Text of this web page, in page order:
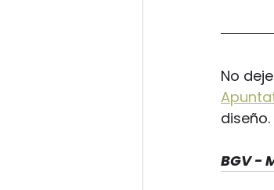
No
diseño.
BGV -